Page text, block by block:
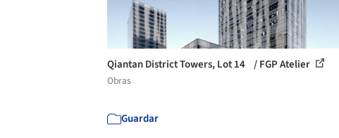
Qiantan District Towers, Lot 14 / FGP Atelier
Obras
Guardar